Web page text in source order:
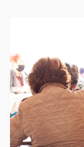
adultos
mayores
en
un
centro
día:
¿cómo